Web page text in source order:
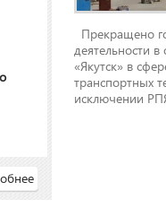
Прекращено
деятельности
«Якутск» в
транспортных
исключении